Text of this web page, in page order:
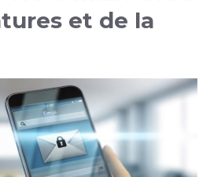
et de la